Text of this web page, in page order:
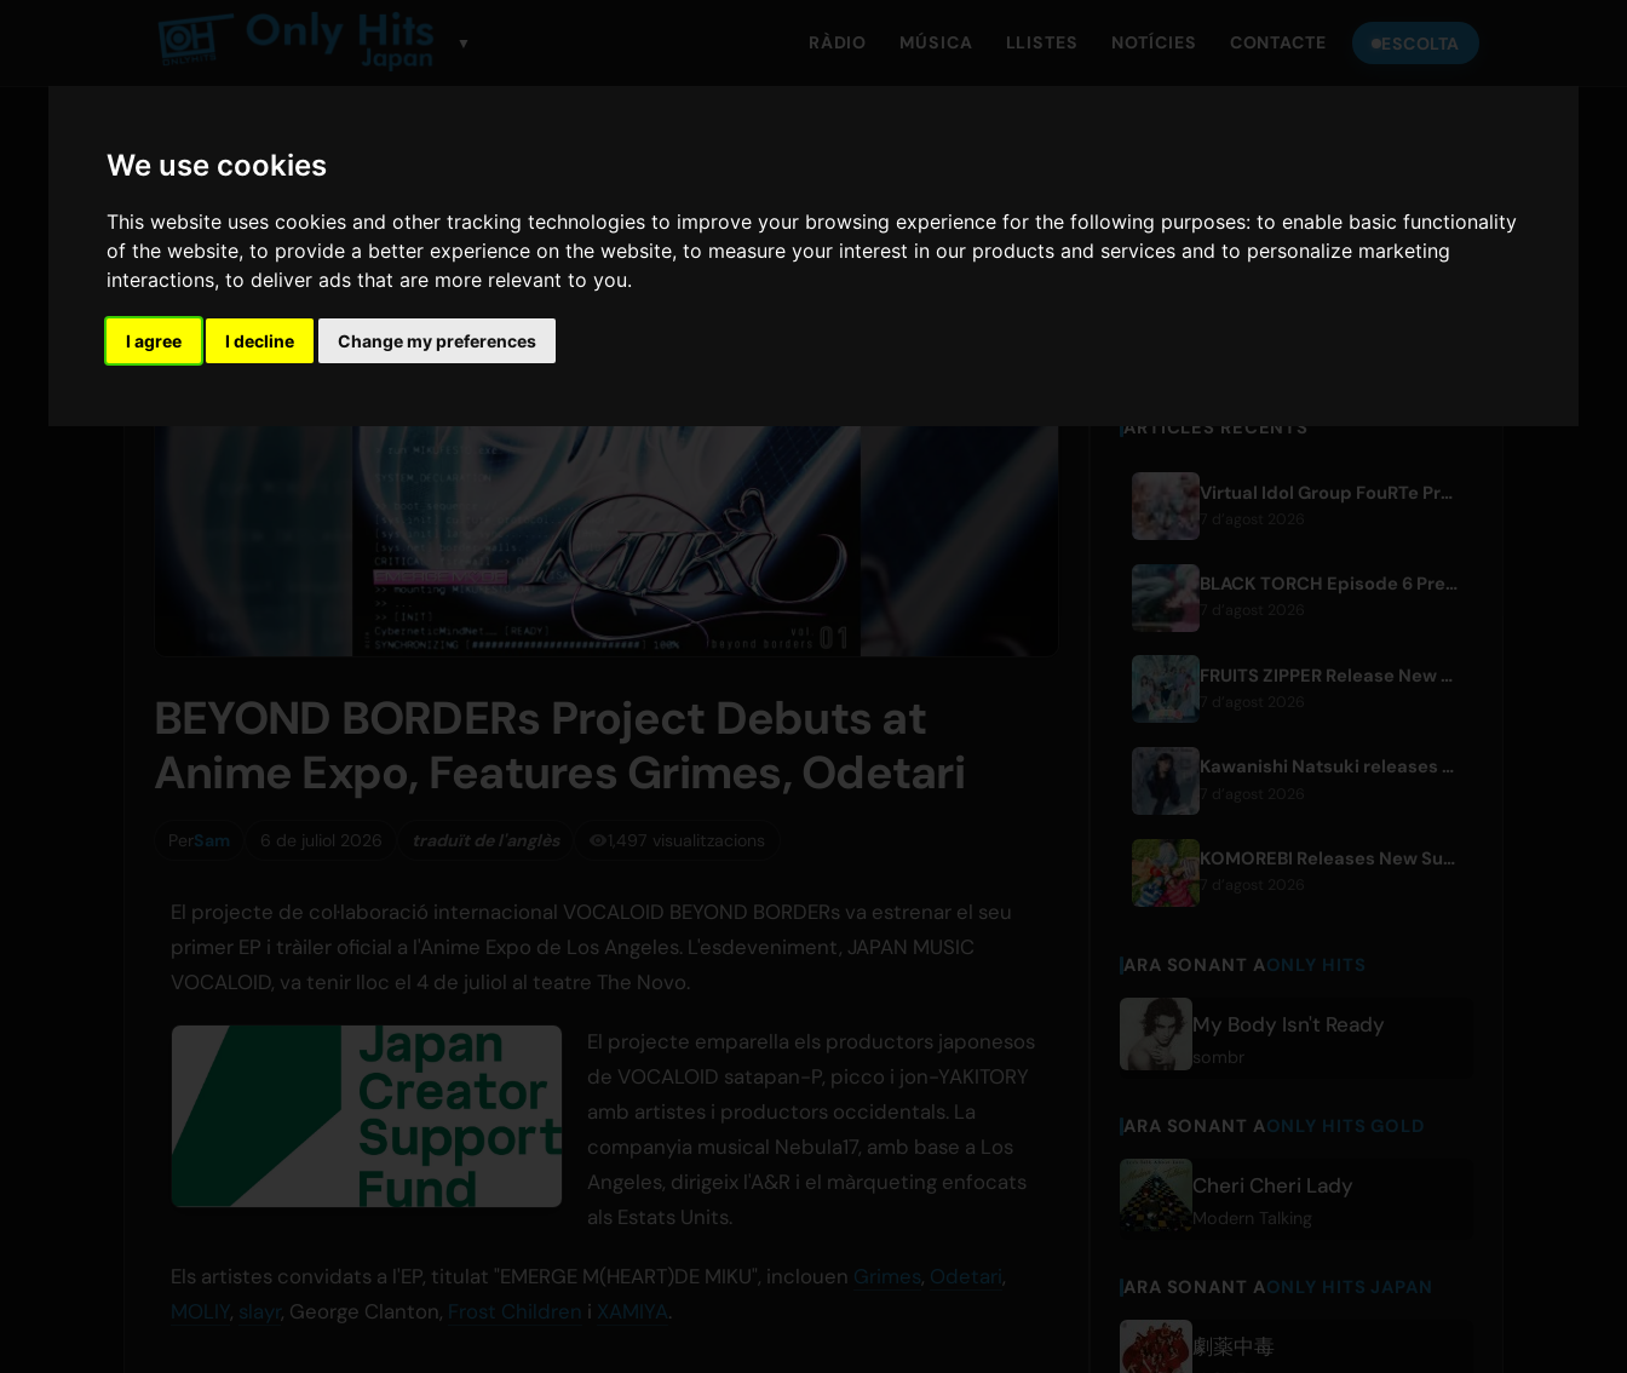
We use cookies
This website uses cookies and other tracking technologies to improve your browsing experience for the following purposes:to enable basic functionality
of the website,to provide a better experience on the website,to measure your interest in our products and services and to personalize marketing
interactions,to deliver ads that are more relevant to you.
I agree I decline Change my preferences
▼ RÀDIO MÚSICA LLISTES NOTÍCIES CONTACTE ESCOLTA
BEYOND BORDERs Project Debuts at
Anime Expo, Features Grimes, Odetari
PerSam 6 de juliol 2026 traduït de l'anglès 1,497 visualitzacions
El projecte de col·laboració internacional VOCALOID BEYOND BORDERs va estrenar el seu
primer EP i tràiler oficial a l'Anime Expo de Los Angeles. L'esdeveniment, JAPAN MUSIC
VOCALOID, va tenir lloc el 4 de juliol al teatre The Novo.
El projecte emparella els productors japonesos
de VOCALOID satapan-P, picco i jon-YAKITORY
amb artistes i productors occidentals. La
companyia musical Nebula17, amb base a Los
Angeles, dirigeix l'A&R i el màrqueting enfocats
als Estats Units.
Els artistes convidats a l'EP, titulat "EMERGE M(HEART)DE MIKU", inclouen Grimes, Odetari,
MOLIY, slayr, George Clanton, Frost Children i XAMIYA.
Only Hits Japan
ARTICLES RECENTS
Virtual Idol Group FouRTe Project Debuts with 'ALL IN' Album Produced by m-flo's ☆Taku Takahashi
7 d’agost 2026
BLACK TORCH Episode 6 Preview and Streaming Details
FRUITS ZIPPER Release New Collaboration Song '1,2,3,FOOOOUR'
Kawanishi Natsuki releases digital single 'Sayonara wa Ichiban Kirei na Atashi de'
KOMOREBI Releases New Summer Single 'Letsu Natsu'
7 d’agost 2026
ARA SONANT AONLY HITS
My Body Isn't Ready
sombr
ARA SONANT AONLY HITS GOLD
Cheri Cheri Lady
Modern Talking
ARA SONANT AONLY HITS JAPAN
劇薬中毒